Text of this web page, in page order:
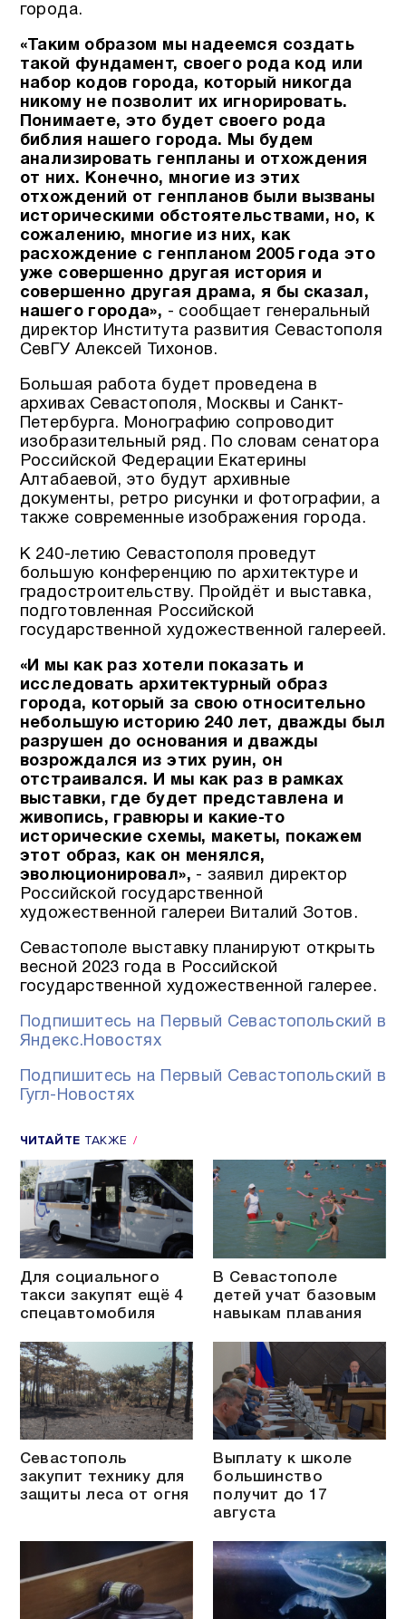
города.
«Таким образом мы надеемся создать
такой фундамент, своего рода код или
набор кодов города, который никогда
никому не позволит их игнорировать.
Понимаете, это будет своего рода
библия нашего города. Мы будем
анализировать генпланы и отхождения
от них. Конечно, многие из этих
отхождений от генпланов были вызваны
историческими обстоятельствами, но, к
сожалению, многие из них, как
расхождение с генпланом 2005 года это
уже совершенно другая история и
совершенно другая драма, я бы сказал,
нашего города», - сообщает генеральный
директор Института развития Севастополя
СевГУ Алексей Тихонов.
Большая работа будет проведена в
архивах Севастополя, Москвы и Санкт-
Петербурга. Монографию сопроводит
изобразительный ряд. По словам сенатора
Российской Федерации Екатерины
Алтабаевой, это будут архивные
документы, ретро рисунки и фотографии, а
также современные изображения города.
К 240-летию Севастополя проведут
большую конференцию по архитектуре и
градостроительству. Пройдёт и выставка,
подготовленная Российской
государственной художественной галереей.
«И мы как раз хотели показать и
исследовать архитектурный образ
города, который за свою относительно
небольшую историю 240 лет, дважды был
разрушен до основания и дважды
возрождался из этих руин, он
отстраивался. И мы как раз в рамках
выставки, где будет представлена и
живопись, гравюры и какие-то
исторические схемы, макеты, покажем
этот образ, как он менялся,
эволюционировал», - заявил директор
Российской государственной
художественной галереи Виталий Зотов.
Севастополе выставку планируют открыть
весной 2023 года в Российской
государственной художественной галерее.
Подпишитесь на Первый Севастопольский в
Яндекс.Новостях
Подпишитесь на Первый Севастопольский в
Гугл-Новостях
ЧИТАЙТЕ ТАКЖЕ
Для социального
такси закупят ещё 4
спецавтомобиля
В Севастополе
детей учат базовым
навыкам плавания
Севастополь
закупит технику для
защиты леса от огня
Выплату к школе
большинство
получит до 17
августа